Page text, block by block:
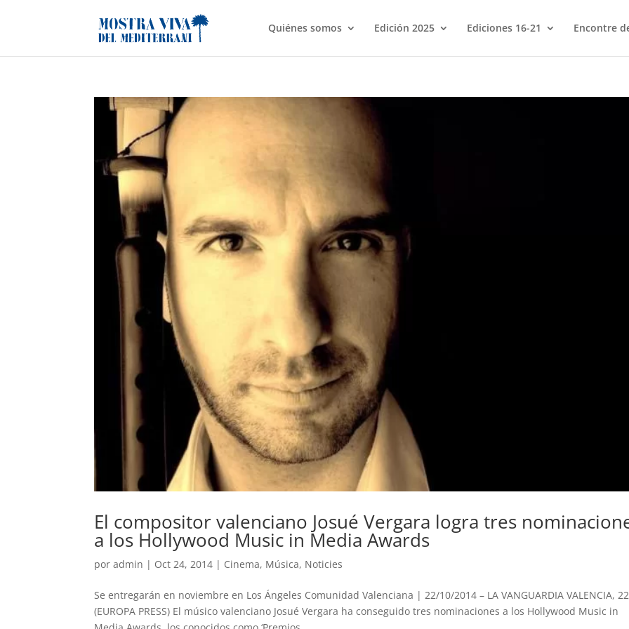
Quiénes somos Edición 2025 Ediciones 16-21 Encontre
El compositor valenciano Josué Vergara logra tres
a los Hollywood Music in Media Awards
poradmin | Oct 24, 2014 | Cinema, Música, Noticies
Se entregarán en noviembre en Los Ángeles Comunidad Valenciana | 22/10/2014 – LA VANGUARDIA VALENCIA, 22
(EUROPA PRESS) El músico valenciano Josué Vergara ha conseguido tres nominaciones a los Hollywood Music in